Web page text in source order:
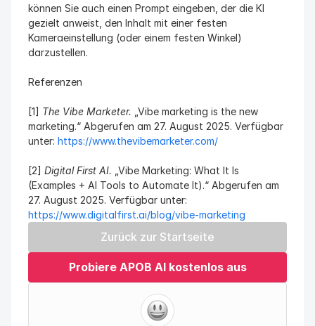
können Sie auch einen Prompt eingeben, der die KI
gezielt anweist, den Inhalt mit einer festen
Kameraeinstellung (oder einem festen Winkel)
darzustellen.
Referenzen
[1] The Vibe Marketer. „Vibe marketing is the new
marketing.“ Abgerufen am 27. August 2025. Verfügbar
unter: https://www.thevibemarketer.com/
[2] Digital First AI. „Vibe Marketing: What It Is
(Examples + AI Tools to Automate It).“ Abgerufen am
https://www.digitalfirst.ai/blog/vibe-marketing
Zurück zur Startseite
Probiere APOB AI kostenlos aus